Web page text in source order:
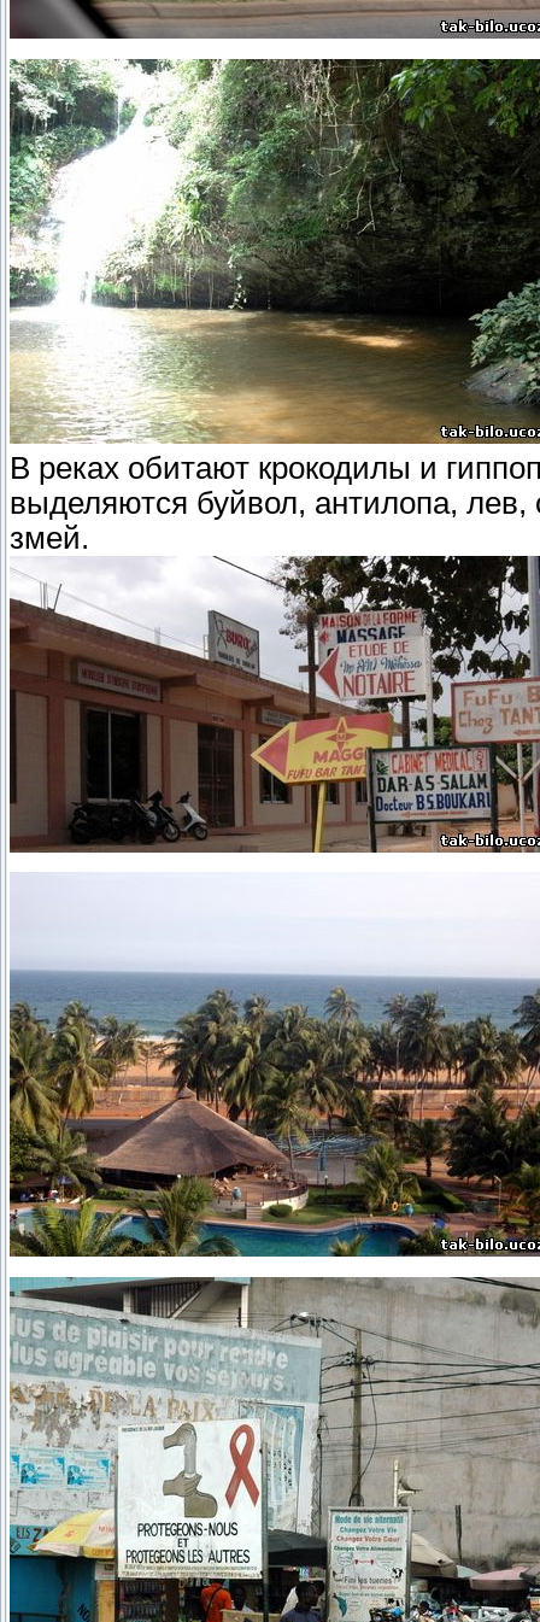
В реках обитают крокодилы и
выделяются буйвол, антилопа,
змей.